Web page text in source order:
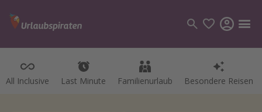
All Inclusive Last Minute Familienurlaub Besondere Reisen
Kategorien